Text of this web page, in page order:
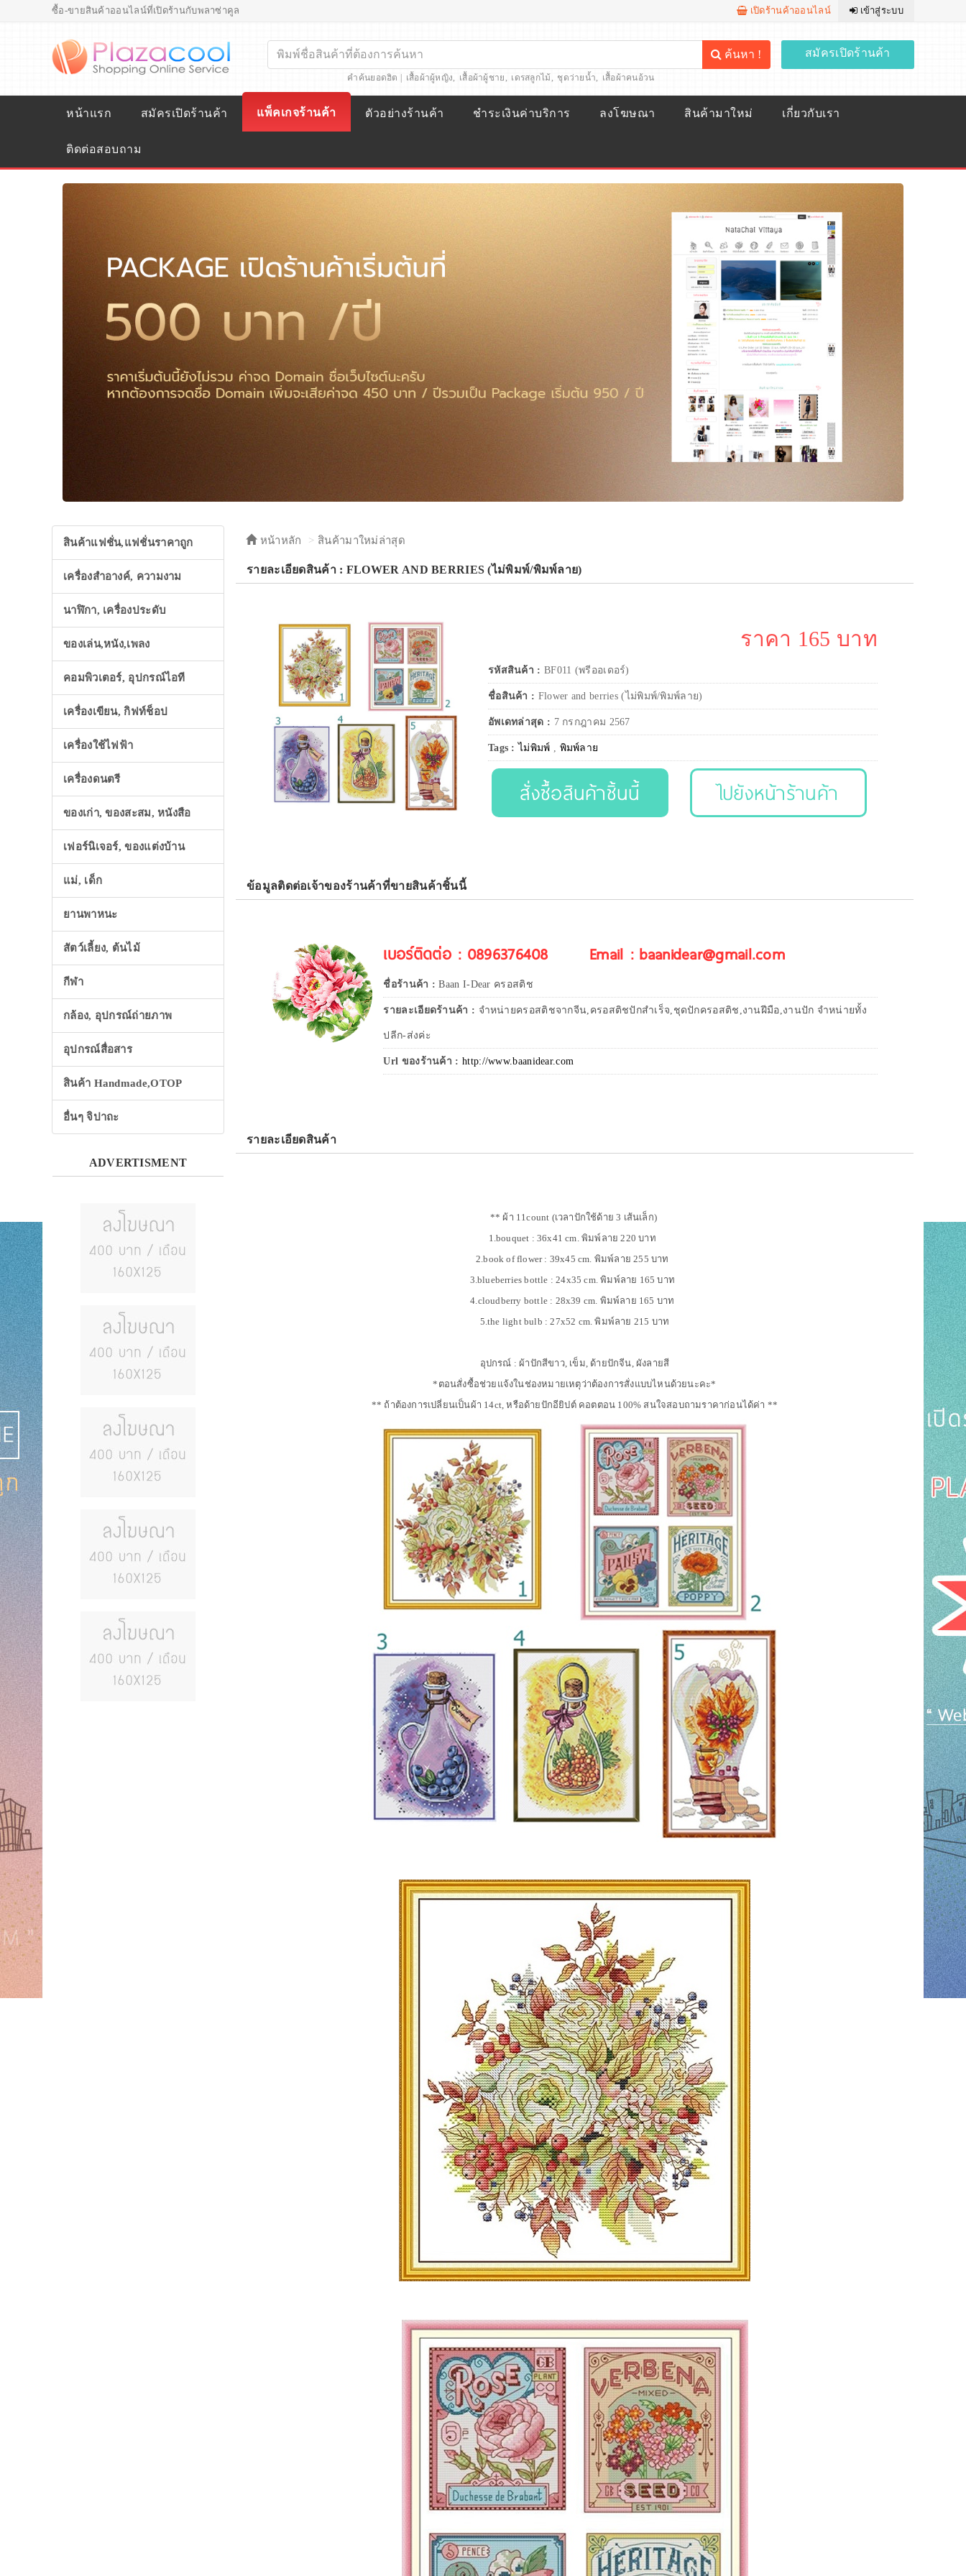
ซื้อ-ขายสินค้าออนไลน์ที่เปิดร้านกับพลาซ่าคูล เปิดร้านค้าออนไลน์ เข้าสู่ระบบ
ค้นหา !
คำค้นยอดฮิต | เสื้อผ้าผู้หญิง, เสื้อผ้าผู้ชาย, เดรสลูกไม้, ชุดว่ายน้ำ, เสื้อผ้าคนอ้วน
สมัครเปิดร้านค้า
หน้าแรก สมัครเปิดร้านค้า แพ็คเกจร้านค้า ตัวอย่างร้านค้า ชำระเงินค่าบริการ ลงโฆษณา สินค้ามาใหม่ เกี่ยวกับเรา
ติดต่อสอบถาม
สินค้าแฟชั่น,แฟชั่นราคาถูก
เครื่องสำอางค์, ความงาม
นาฬิกา, เครื่องประดับ
ของเล่น,หนัง,เพลง
คอมพิวเตอร์, อุปกรณ์ไอที
เครื่องเขียน, กิฟท์ช็อป
เครื่องใช้ไฟฟ้า
เครื่องดนตรี
ของเก่า, ของสะสม, หนังสือ
เฟอร์นิเจอร์, ของแต่งบ้าน
แม่, เด็ก
ยานพาหนะ
สัตว์เลี้ยง, ต้นไม้
กีฬา
กล้อง, อุปกรณ์ถ่ายภาพ
อุปกรณ์สื่อสาร
สินค้า Handmade,OTOP
อื่นๆ จิปาถะ
ADVERTISMENT
หน้าหลัก สินค้ามาใหม่ล่าสุด
รายละเอียดสินค้า : FLOWER AND BERRIES (ไม่พิมพ์/พิมพ์ลาย)
ราคา 165 บาท
รหัสสินค้า : BF011 (พรีออเดอร์)
ชื่อสินค้า : Flower and berries (ไม่พิมพ์/พิมพ์ลาย)
อัพเดทล่าสุด : 7 กรกฎาคม 2567
Tags :ไม่พิมพ์ , พิมพ์ลาย
สั่งซื้อสินค้าชิ้นนี้ ไปยังหน้าร้านค้า
ข้อมูลติดต่อเจ้าของร้านค้าที่ขายสินค้าชิ้นนี้
เบอร์ติดต่อ : 0896376408 Email : baanidear@gmail.com
ชื่อร้านค้า :Baan I-Dear ครอสติช
รายละเอียดร้านค้า : จำหน่ายครอสติชจากจีน,ครอสติชปักสำเร็จ,ชุดปักครอสติช,งานฝีมือ,งานปัก จำหน่ายทั้ง
ปลีก-ส่งค่ะ
Url ของร้านค้า : http://www.baanidear.com
รายละเอียดสินค้า
** ผ้า 11count (เวลาปักใช้ด้าย 3 เส้นเล็ก)
1.bouquet : 36x41 cm. พิมพ์ลาย 220 บาท
2.book of flower : 39x45 cm. พิมพ์ลาย 255 บาท
3.blueberries bottle : 24x35 cm. พิมพ์ลาย 165 บาท
4.cloudberry bottle : 28x39 cm. พิมพ์ลาย 165 บาท
5.the light bulb : 27x52 cm. พิมพ์ลาย 215 บาท
อุปกรณ์ : ผ้าปักสีขาว, เข็ม, ด้ายปักจีน, ผังลายสี
*ตอนสั่งซื้อช่วยแจ้งในช่องหมายเหตุว่าต้องการสั่งแบบไหนด้วยนะคะ*
** ถ้าต้องการเปลี่ยนเป็นผ้า 14ct, หรือด้ายปักอียิปต์ คอตตอน 100% สนใจสอบถามราคาก่อนได้ค่า **